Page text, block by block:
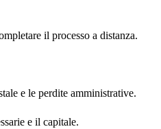
il processo a distanza.
e le perdite amministrative.
e il capitale.